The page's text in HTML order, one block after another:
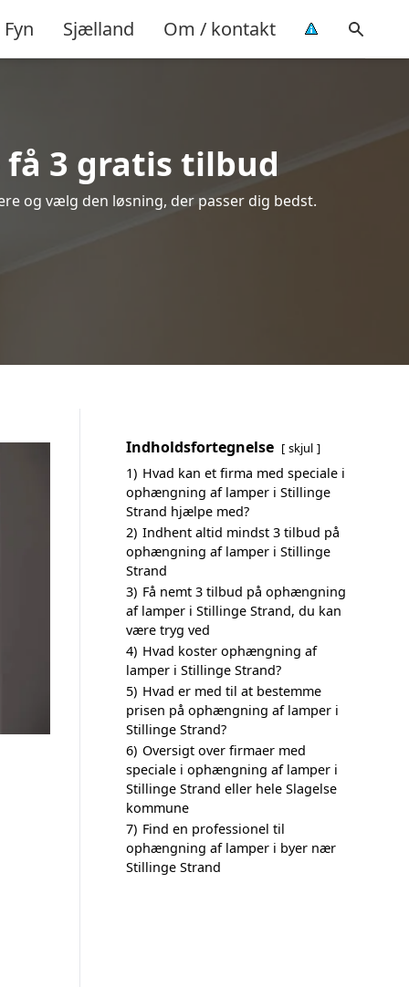
Fyn Sjælland Om / kontakt
3 gratis tilbud
og vælg den løsning, der passer dig bedst.
Indholdsfortegnelse skjul
1) Hvad kan et firma med speciale i
ophængning af lamper i Stillinge
Strand hjælpe med?
2) Indhent altid mindst 3 tilbud på
ophængning af lamper i Stillinge
Strand
3) Få nemt 3 tilbud på ophængning
af lamper i Stillinge Strand, du kan
være tryg ved
4) Hvad koster ophængning af
lamper i Stillinge Strand?
5) Hvad er med til at bestemme
prisen på ophængning af lamper i
Stillinge Strand?
6) Oversigt over firmaer med
speciale i ophængning af lamper i
Stillinge Strand eller hele Slagelse
kommune
7) Find en professionel til
ophængning af lamper i byer nær
Stillinge Strand